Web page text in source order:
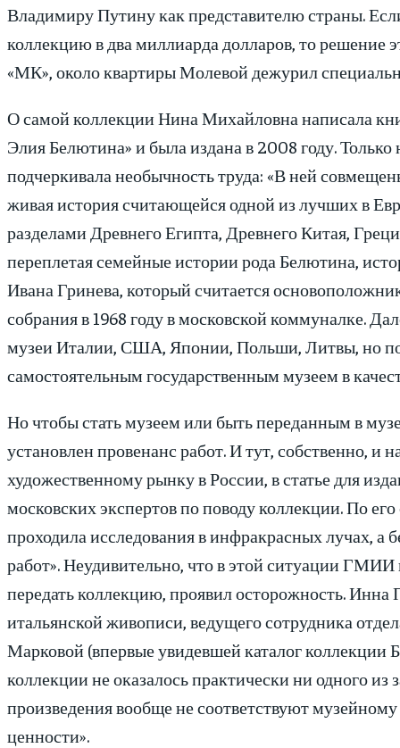
Владимиру Путину как представителю страны.
коллекцию в два миллиарда долларов, то решение
«МК», около квартиры Молевой дежурил
О самой коллекции Нина Михайловна написала
Элия Белютина» и была издана в 2008 году.
подчеркивала необычность труда: «В ней
живая история считающейся одной из лучших в
разделами Древнего Египта, Древнего Китая,
переплетая семейные истории рода Белютина,
Ивана Гринева, который считается
собрания в 1968 году в московской коммуналке.
музеи Италии, США, Японии, Польши, Литвы, но по
самостоятельным государственным музеем в
Но чтобы стать музеем или быть переданным в
установлен провенанс работ. И тут, собственно,
художественному рынку в России, в статье для
московских экспертов по поводу коллекции. По
проходила исследования в инфракрасных лучах, а
работ». Неудивительно, что в этой ситуации
передать коллекцию, проявил осторожность. Инна
итальянской живописи, ведущего сотрудника
Марковой (впервые увидевшей каталог коллекции
коллекции не оказалось практически ни одного
произведения вообще не соответствуют
ценности».